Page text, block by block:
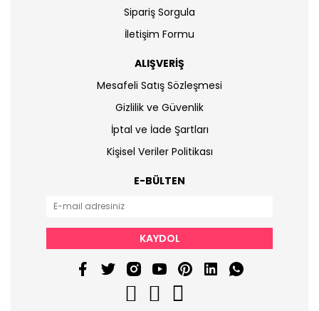
Sipariş Sorgula
İletişim Formu
ALIŞVERİŞ
Mesafeli Satış Sözleşmesi
Gizlilik ve Güvenlik
İptal ve İade Şartları
Kişisel Veriler Politikası
E-BÜLTEN
KAYDOL